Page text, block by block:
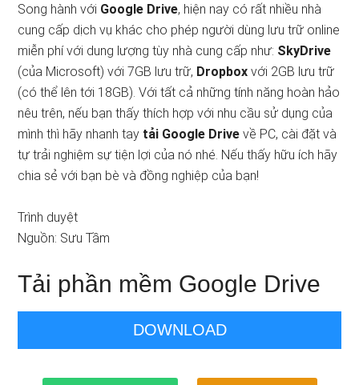
Song hành với Google Drive, hiện nay có rất nhiều nhà
cung cấp dịch vụ khác cho phép người dùng lưu trữ online
miễn phí với dung lượng tùy nhà cung cấp như: SkyDrive
(của Microsoft) với 7GB lưu trữ, Dropbox với 2GB lưu trữ
(có thể lên tới 18GB). Với tất cả những tính năng hoàn hảo
nêu trên, nếu bạn thấy thích hợp với nhu cầu sử dụng của
mình thì hãy nhanh tay tải Google Drive về PC, cài đặt và
tự trải nghiệm sự tiện lợi của nó nhé. Nếu thấy hữu ích hãy
chia sẻ với bạn bè và đồng nghiệp của bạn!
Trình duyệt
Nguồn: Sưu Tầm
Tải phần mềm Google Drive
DOWNLOAD